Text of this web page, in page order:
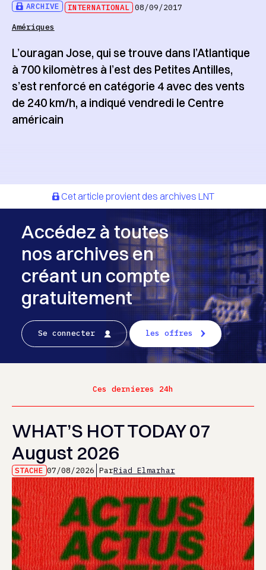
ARCHIVE INTERNATIONAL 08/09/2017
Amériques
L’ouragan Jose, qui se trouve dans l’Atlantique
à 700 kilomètres à l’est des Petites Antilles,
s’est renforcé en catégorie 4 avec des vents
de 240 km/h, a indiqué vendredi le Centre
américain
Cet article provient des archives LNT
Accédez à toutes
nos archives en
créant un compte
gratuitement
Se connecter les offres
Ces dernieres 24h
WHAT’S HOT TODAY 07
August 2026
STACHE 07/08/2026 ParRiad Elmarhar